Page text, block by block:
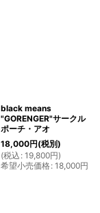
black means
"GORENGER"サークル
ポーチ・アオ
18,000円(税別)
(税込 : 19,800円)
希望小売価格: 18,000円